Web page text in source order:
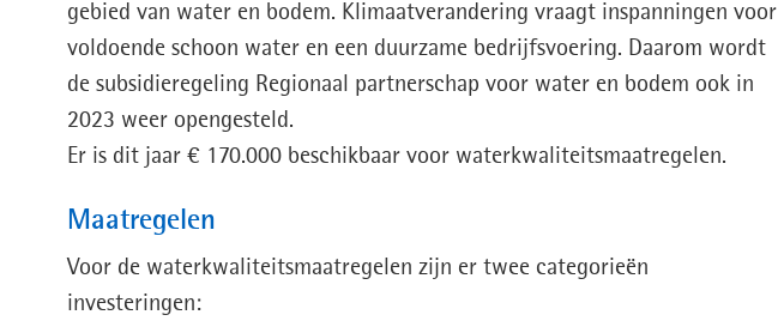
gebied van water en bodem. Klimaatverandering vraagt inspanningen voor
voldoende schoon water en een duurzame bedrijfsvoering. Daarom wordt
de subsidieregeling Regionaal partnerschap voor water en bodem ook in
2023 weer opengesteld.
Er is dit jaar € 170.000 beschikbaar voor waterkwaliteitsmaatregelen.
Maatregelen
Voor de waterkwaliteitsmaatregelen zijn er twee categorieën
investeringen: